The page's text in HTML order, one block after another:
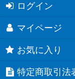
ログイン
マイページ
お気に入り
特定商取引法